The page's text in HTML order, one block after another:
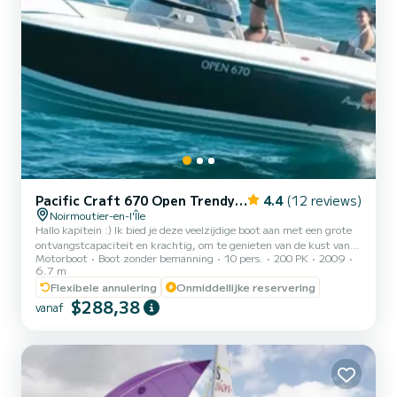
Pacific Craft 670 Open Trendy North Shor 4.4 (12 reviews)
Noirmoutier-en-l'Île
Hallo kapitein :) Ik bied je deze veelzijdige boot aan met een grote
ontvangstcapaciteit en krachtig, om te genieten van de kust van
Noirmoutrine en de baai van Bourgneuf (Ile d'Yeu, Pornic enz.). Hij
houdt zich goed in de golven bij ruw weer kan hij kleine
blootgestelde baaien bereiken, en dankzij zijn snelheid kan hij bij
rustig weer lange afstanden overbruggen. Het is ideaal voor
watersporten, vissen en zeetochten (observatie van regatta's,
Motorboot Boot zonder bemanning 10 pers. 200 PK
2009
6.7 m
Flexibele annulering
Onmiddellijke reservering
vanaf $288,38